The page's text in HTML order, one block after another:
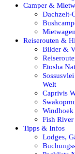
Camper &
Dachzelt-
Reiserouten &
Bilder &
Etosha
Welt
Caprivis
Fish
Tipps & Infos
Lodges,